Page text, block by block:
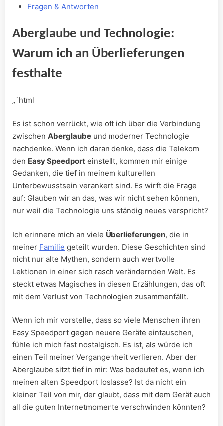
Fragen & Antworten
Aberglaube und Technologie:
Warum ich an Überlieferungen
festhalte
„`html
Es ​ist schon verrückt,⁢ wie oft ich über die Verbindung
zwischen Aberglaube und moderner Technologie
nachdenke. Wenn ich daran denke, dass die Telekom
⁣den Easy Speedport einstellt, kommen mir einige
Gedanken, die tief in meinem kulturellen
Unterbewusstsein verankert sind. Es wirft die Frage
auf: Glauben wir an das, was wir nicht sehen können,
nur weil die Technologie uns ständig neues verspricht?
Ich erinnere mich an viele Überlieferungen, die in
meiner Familie geteilt wurden. Diese Geschichten‍ sind
nicht nur alte Mythen, sondern auch wertvolle
Lektionen in einer sich‍ rasch verändernden Welt. Es
steckt etwas Magisches in diesen⁤ Erzählungen, das oft
mit dem Verlust ​von ‍Technologien zusammenfällt.
Wenn ich mir vorstelle, dass so viele Menschen ihren
Easy Speedport gegen ​neuere Geräte eintauschen,
fühle ich mich fast nostalgisch. Es ist, als würde ich
einen Teil meiner Vergangenheit verlieren. Aber ⁤der
Aberglaube sitzt ​tief in mir: Was bedeutet es, wenn​ ich
meinen alten Speedport loslasse? Ist da nicht ein
kleiner ‍Teil von mir, der glaubt, dass mit ‍dem Gerät auch
all ‌die guten Internetmomente verschwinden könnten?